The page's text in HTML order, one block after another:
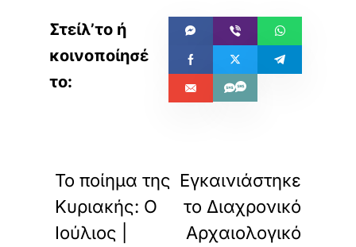
Το ποίημα της
Κυριακής: Ο
Ιούλιος |
Εγκαινιάστηκε
το Διαχρονικό
Αρχαιολογικό